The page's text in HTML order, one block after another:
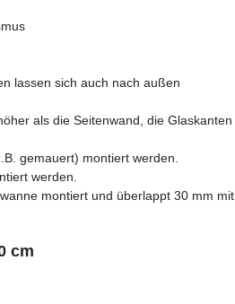
lassen sich auch nach außen
als die Seitenwand, die Glaskanten
gemauert) montiert werden.
werden.
montiert und überlappt 30 mm mit
cm